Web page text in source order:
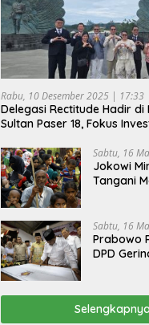
Rabu, 10 Desember 2025 | 17:33
Delegasi Rectitude Hadir di
Sultan Paser 18, Fokus
Sabtu, 16
Jokowi
Tangani
Sabtu, 16
Prabowo
DPD
Selengkapnya